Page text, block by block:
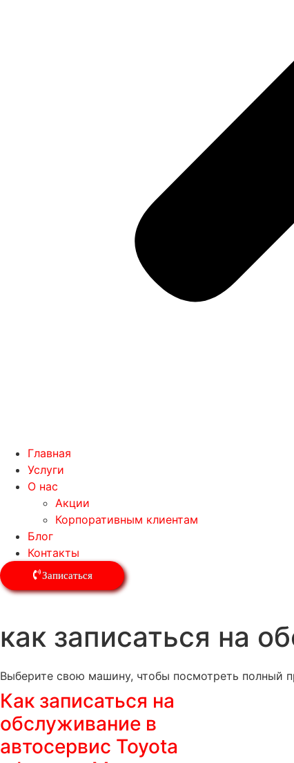
Главная
Услуги
О нас
Акции
Корпоративным клиентам
Блог
Контакты
Записаться
как записаться на
Выберите свою машину, чтобы посмотреть полный
Как записаться на
обслуживание в
автосервис Toyota